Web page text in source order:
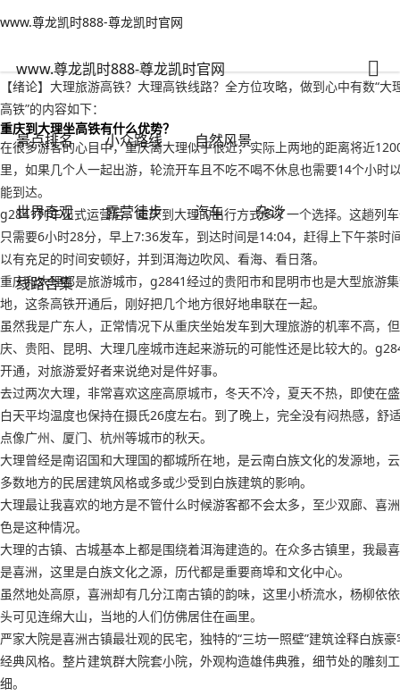
www.尊龙凯时888-尊龙凯时官网
www.尊龙凯时888-尊龙凯时官网
景点排名 小众路线 自然风景
世界奇观 露营徒步 汽车 杂谈
线路合集
www.尊龙凯时888-尊龙凯时官网
大理旅游高铁？大理高铁线路-www.尊龙凯时888
【绪论】大理旅游高铁？大理高铁线路？全方位攻略，做到心中有数“大
高铁”的内容如下：
重庆到大理坐高铁有什么优势？
在很多游客的心目中，重庆离大理似乎很近，实际上两地的距离将近
里，如果几个人一起出游，轮流开车且不吃不喝不休息也需要14个小时
能到达。
g2841列车正式运营后，重庆到大理的出行方式多了一个选择。这趟列
只需要6小时28分，早上7:36发车，到达时间是14:04，赶得上下午茶时
以有充足的时间安顿好，并到洱海边吹风、看海、看日落。
重庆和大理都是旅游城市，g2841经过的贵阳市和昆明市也是大型旅游
地，这条高铁开通后，刚好把几个地方很好地串联在一起。
虽然我是广东人，正常情况下从重庆坐始发车到大理旅游的机率不高，
庆、贵阳、昆明、大理几座城市连起来游玩的可能性还是比较大的。
开通，对旅游爱好者来说绝对是件好事。
去过两次大理，非常喜欢这座高原城市，冬天不冷，夏天不热，即使在
白天平均温度也保持在摄氏26度左右。到了晚上，完全没有闷热感，舒
点像广州、厦门、杭州等城市的秋天。
大理曾经是南诏国和大理国的都城所在地，是云南白族文化的发源地，
多数地方的民居建筑风格或多或少受到白族建筑的影响。
大理最让我喜欢的地方是不管什么时候游客都不会太多，至少双廊、喜
色是这种情况。
大理的古镇、古城基本上都是围绕着洱海建造的。在众多古镇里，我最
是喜洲，这里是白族文化之源，历代都是重要商埠和文化中心。
虽然地处高原，喜洲却有几分江南古镇的韵味，这里小桥流水，杨柳依
头可见连绵大山，当地的人们仿佛居住在画里。
严家大院是喜洲古镇最壮观的民宅，独特的“三坊一照壁”建筑诠释白族豪
经典风格。整片建筑群大院套小院，外观构造雄伟典雅，细节处的雕刻
细。